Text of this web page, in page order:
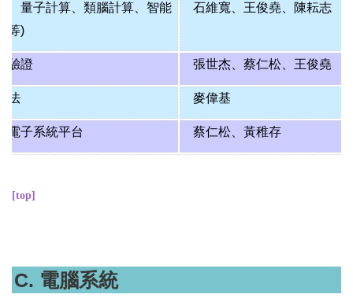
、量子計算、類腦計算、智能
等)
石維寬 王俊堯 陳耘志
驗證 張世杰 、蔡仁松 王俊堯
法 麥偉基
電子系統平台 蔡仁松 、黃稚存
[top]
C. 電腦系統